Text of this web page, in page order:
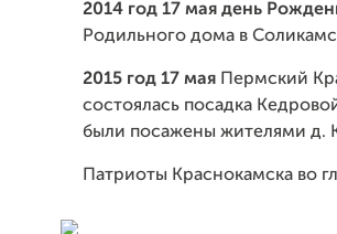
2014 год 17 мая день
Родильного дома в
2015 год 17 мая Пермский
состоялась посадка
были посажены жителями д.
Патриоты Краснокамска во